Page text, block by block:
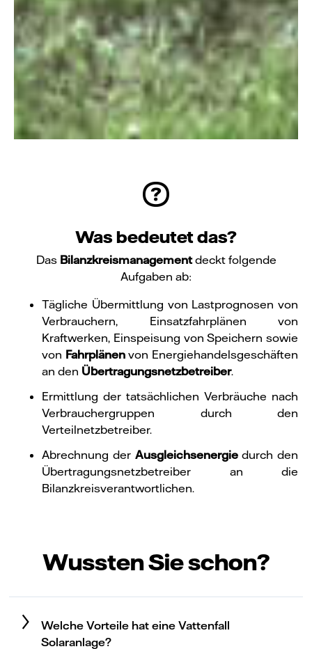
Was bedeutet das?
Das Bilanzkreismanagementdeckt folgende
Aufgaben ab:
Tägliche Übermittlung von Lastprognosen von
Verbrauchern, Einsatzfahrplänen von
Kraftwerken, Einspeisung von Speichern sowie
von Fahrplänenvon Energiehandelsgeschäften
an den Übertragungsnetzbetreiber.
Ermittlung der tatsächlichen Verbräuche nach
Verbrauchergruppen durch den
Verteilnetzbetreiber.
Abrechnung der Ausgleichsenergiedurch den
Übertragungsnetzbetreiber an die
Bilanzkreisverantwortlichen.
Wussten Sie schon?
Welche Vorteile hat eine Vattenfall
Solaranlage?